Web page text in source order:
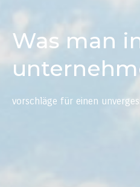
Was man
vorschläge für einen